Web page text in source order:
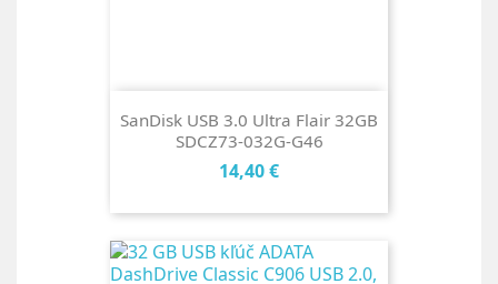
SanDisk USB 3.0 Ultra Flair 32GB
SDCZ73-032G-G46
Cena
14,40 €